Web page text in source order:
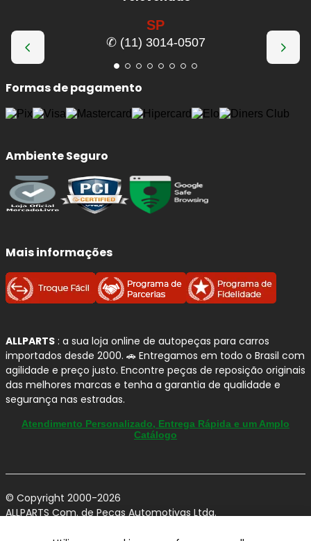
SP
✆ (11) 3014-0507
Formas de pagamento
Ambiente Seguro
Mais informações
ALLPARTS : a sua loja online de autopeças para carros
importados desde 2000. 🚗 Entregamos em todo o Brasil com
agilidade e preço justo. Encontre peças de reposição originais
das melhores marcas e tenha a garantia de qualidade e
segurança nas estradas.
Atendimento Personalizado, Entrega Rápida e um Amplo
Catálogo
© Copyright 2000-2026
ALLPARTS Com. de Peças Automotivas Ltda.